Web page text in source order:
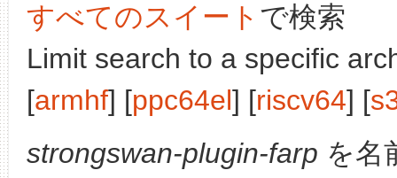
すべてのスイート で検索
Limit search to a specific
[armhf] [ppc64el] [riscv64] [
strongswan-plugin-farp を名